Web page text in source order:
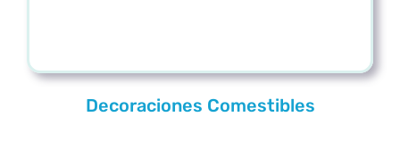
Decoraciones Comestibles